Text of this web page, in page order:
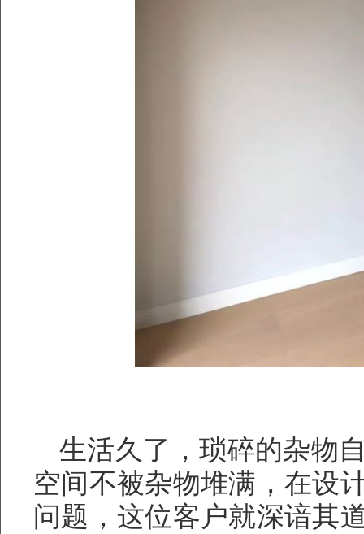
生活久了，琐碎的杂物
空间不被杂物堆满，在设
问题，这位客户就深谙其